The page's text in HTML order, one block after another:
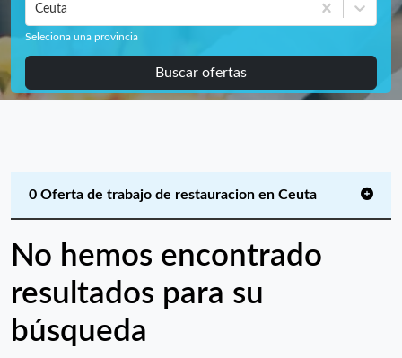
Ceuta
Seleciona una provincia
Buscar ofertas
0 Oferta de trabajo de restauracion en Ceuta
No hemos encontrado
resultados para su
búsqueda